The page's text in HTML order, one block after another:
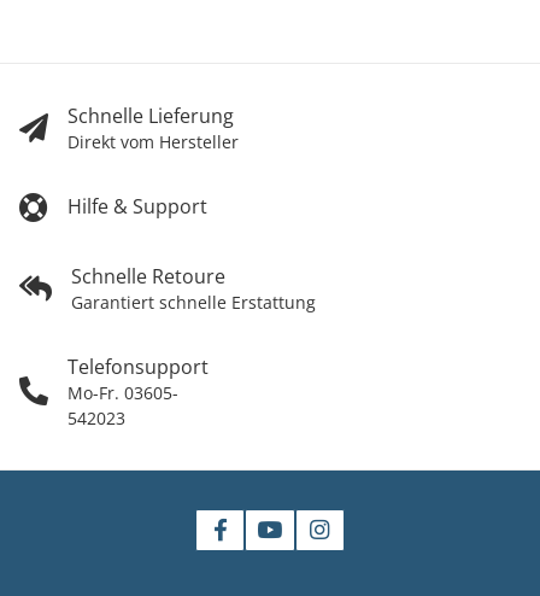
Schnelle Lieferung
Direkt vom Hersteller
Hilfe & Support
Schnelle Retoure
Garantiert schnelle Erstattung
Telefonsupport
Mo-Fr. 03605-
542023